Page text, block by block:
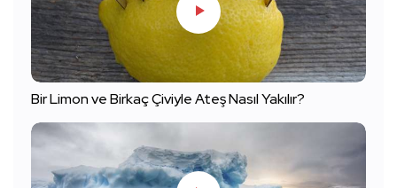
Bir Limon ve Birkaç Çiviyle Ateş Nasıl Yakılır?